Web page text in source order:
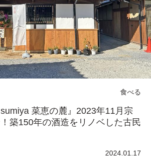
食べる
sumiya 菜恵の麓』2023年11月宗
築150年の酒造をリノベした古民
2024.01.17